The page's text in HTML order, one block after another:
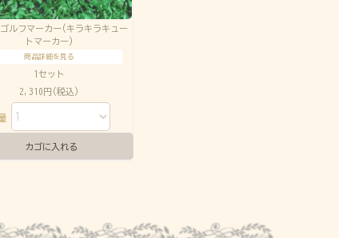
ルフマーカー(キラキラキュー
トマーカー)
商品詳細を見る
1セット
2,310円(税込)